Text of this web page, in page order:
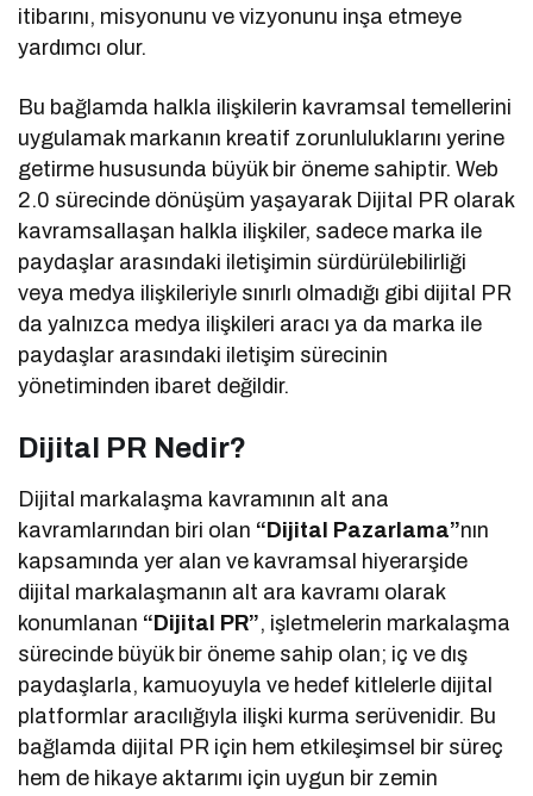
itibarını, misyonunu ve vizyonunu inşa etmeye
yardımcı olur.
Bu bağlamda halkla ilişkilerin kavramsal temellerini
uygulamak markanın kreatif zorunluluklarını yerine
getirme hususunda büyük bir öneme sahiptir. Web
2.0 sürecinde dönüşüm yaşayarak Dijital PR olarak
kavramsallaşan halkla ilişkiler, sadece marka ile
paydaşlar arasındaki iletişimin sürdürülebilirliği
veya medya ilişkileriyle sınırlı olmadığı gibi dijital PR
da yalnızca medya ilişkileri aracı ya da marka ile
paydaşlar arasındaki iletişim sürecinin
yönetiminden ibaret değildir.
Dijital PR Nedir?
Dijital markalaşma kavramının alt ana
kavramlarından biri olan “Dijital Pazarlama”nın
kapsamında yer alan ve kavramsal hiyerarşide
dijital markalaşmanın alt ara kavramı olarak
konumlanan “Dijital PR”, işletmelerin markalaşma
sürecinde büyük bir öneme sahip olan; iç ve dış
paydaşlarla, kamuoyuyla ve hedef kitlelerle dijital
platformlar aracılığıyla ilişki kurma serüvenidir. Bu
bağlamda dijital PR için hem etkileşimsel bir süreç
hem de hikaye aktarımı için uygun bir zemin